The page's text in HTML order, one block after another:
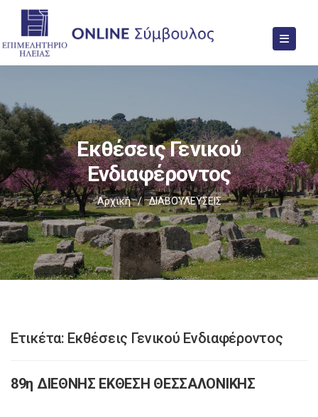
Εκθέσεις Γενικού
Ενδιαφέροντος
Αρχική / ΔΙΑΒΟΥΛΕΥΣΕΙΣ
Ετικέτα: Εκθέσεις Γενικού Ενδιαφέροντος
89η ΔΙΕΘΝΗΣ ΕΚΘΕΣΗ ΘΕΣΣΑΛΟΝΙΚΗΣ